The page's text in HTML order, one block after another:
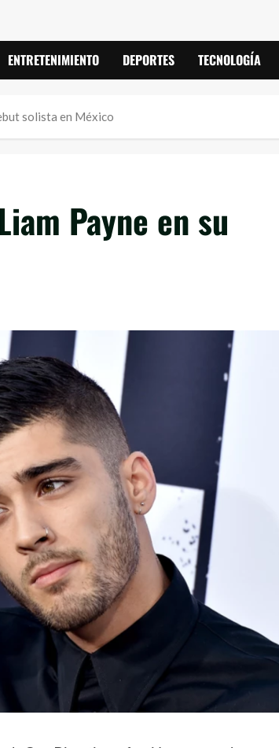
ENTRETENIMIENTO DEPORTES TECNOLOGÍA
solista en México
Payne en su